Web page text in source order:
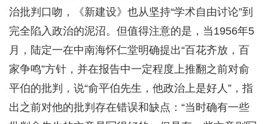
治批判口吻，《新建设》也从坚持“学术自由讨论”到
完全陷入政治的泥沼。但值得注意的是，当1956年5
月，陆定一在中南海怀仁堂明确提出“百花齐放，百
家争鸣”方针，并在报告中一定程度上推翻之前对俞
平伯的批判，说“俞平伯先生，他政治上是好人”，指
出之前对他的批判存在错误和缺点：“当时确有一些